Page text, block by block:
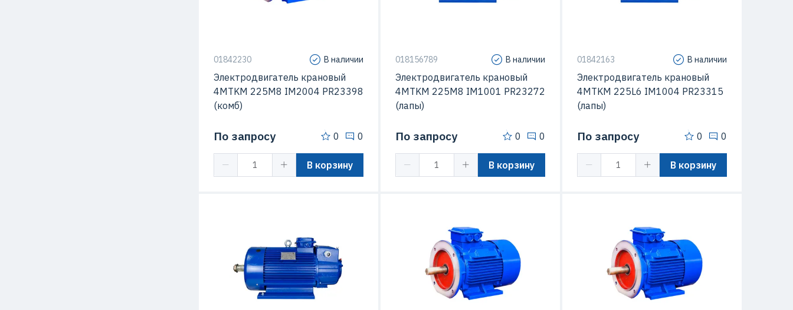
01842230 В наличии
Электродвигатель крановый
4MTKM 225M8 IM2004 PR23398
(комб)
По запросу 0 0
В корзину
018156789 В наличии
Электродвигатель крановый
4MTKM 225M8 IM1001 PR23272
(лапы)
По запросу 0 0
В корзину
01842163 В наличии
Электродвигатель крановый
4MTKM 225L6 IM1004 PR23315
(лапы)
По запросу 0 0
В корзину